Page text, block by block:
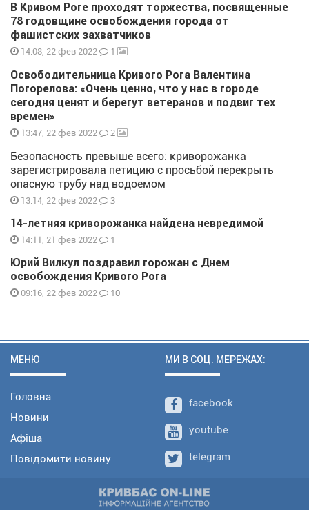
В Кривом Роге проходят торжества, посвященные
78 годовщине освобождения города от
фашистских захватчиков
14:08, 22 фев 2022 1
Освободительница Кривого Рога Валентина
Погорелова: «Очень ценно, что у нас в городе
сегодня ценят и берегут ветеранов и подвиг тех
времен»
13:47, 22 фев 2022 2
Безопасность превыше всего: криворожанка
зарегистрировала петицию с просьбой перекрыть
опасную трубу над водоемом
13:14, 22 фев 2022 3
14-летняя криворожанка найдена невредимой
14:11, 21 фев 2022 1
Юрий Вилкул поздравил горожан с Днем
освобождения Кривого Рога
09:16, 22 фев 2022 10
МЕНЮ
Головна
Новини
Афіша
Повідомити новину
МИ В СОЦ. МЕРЕЖАХ:
facebook
youtube
telegram